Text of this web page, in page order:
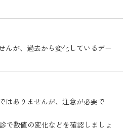
んが、過去から変化しているデー
はありませんが、注意が必要で
で数値の変化などを確認しましょ